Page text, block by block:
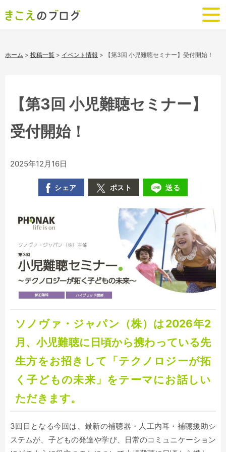
ホーム > 投稿一覧 > イベント情報 > 【第3回 小児難聴セミナー】受付開始！
【第3回 小児難聴セミナー】
受付開始！
2025年12月16日
シェア ポスト 送る
ソノヴァ・ジャパン（株）は2026年2
月、小児難聴に日頃から携わっている先
生方をお招きして「テクノロジーが拓
く⼦どもの未来」をテーマにお話しい
ただきます。
3回目となる今回は、最新の補聴器・人工内耳・補聴援助シ
ステムが、子どもの発達や学び、日常のコミュニケーション